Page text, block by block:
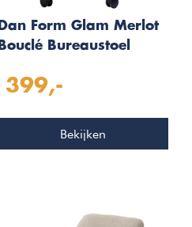
Dan Form Glam Merlot
Bouclé Bureaustoel
399,-
Bekijken